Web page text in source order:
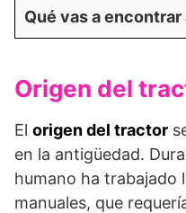
Qué vas a encontrar
Origen del
El origen del tractor
en la antigüedad.
humano ha trabajado
manuales, que